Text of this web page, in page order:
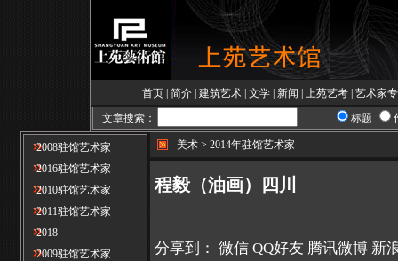
首页 简介 建筑艺术 文学 新闻 上苑艺考 艺术家
文章搜索：
标题
2008驻馆艺术家
2016驻馆艺术家
2010驻馆艺术家
2011驻馆艺术家
2018
2009驻馆艺术家
美术 > 2014年驻馆艺术家
程毅（油画）四川
分享到： 微信 QQ好友 腾讯微博 新